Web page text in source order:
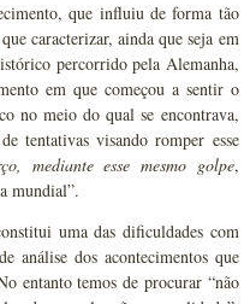
que influiu de forma tão
caracterizar, ainda que seja em
percorrido pela Alemanha,
em que começou a sentir o
no meio do qual se encontrava,
tentativas visando romper esse
mediante esse mesmo golpe,
mundial”.
uma das dificuldades com
análise dos acontecimentos que
entanto temos de procurar “não